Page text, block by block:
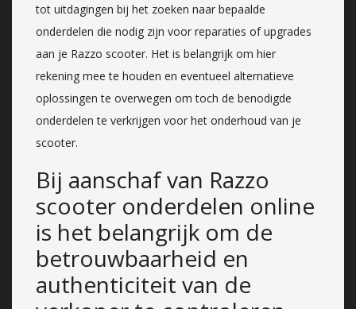
tot uitdagingen bij het zoeken naar bepaalde
onderdelen die nodig zijn voor reparaties of upgrades
aan je Razzo scooter. Het is belangrijk om hier
rekening mee te houden en eventueel alternatieve
oplossingen te overwegen om toch de benodigde
onderdelen te verkrijgen voor het onderhoud van je
scooter.
Bij aanschaf van Razzo
scooter onderdelen online
is het belangrijk om de
betrouwbaarheid en
authenticiteit van de